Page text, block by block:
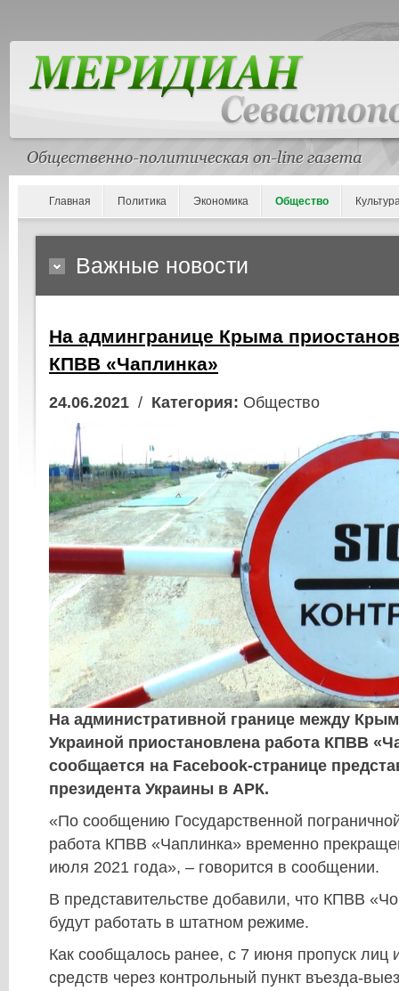
Главная Политика Экономика Общество
Важные новости
На админгранице Крыма
КПВВ «Чаплинка»
24.06.2021 / Категория: Общество
На административной границе между
Украиной приостановлена работа КПВВ
сообщается на Facebook-странице
президента Украины в АРК.
«По сообщению Государственной
работа КПВВ «Чаплинка» временно
июля 2021 года», – говорится в сообщении.
В представительстве добавили, что КПВВ
будут работать в штатном режиме.
Как сообщалось ранее, с 7 июня пропуск лиц
средств через контрольный пункт въезда-